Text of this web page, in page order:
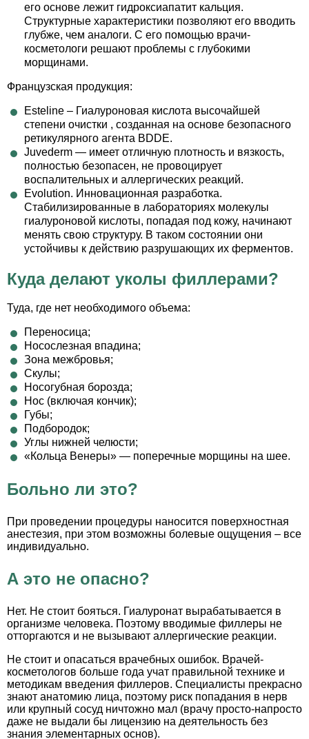
его основе лежит гидроксиапатит кальция.
Структурные характеристики позволяют его вводить
глубже, чем аналоги. С его помощью врачи-
косметологи решают проблемы с глубокими
морщинами.
Французская продукция:
Esteline – Гиалуроновая кислота высочайшей
степени очистки , созданная на основе безопасного
ретикулярного агента BDDE.
Juvederm — имеет отличную плотность и вязкость,
полностью безопасен, не провоцирует
воспалительных и аллергических реакций.
Evolution. Инновационная разработка.
Стабилизированные в лабораториях молекулы
гиалуроновой кислоты, попадая под кожу, начинают
менять свою структуру. В таком состоянии они
устойчивы к действию разрушающих их ферментов.
Куда делают уколы филлерами?
Туда, где нет необходимого объема:
Переносица;
Носослезная впадина;
Зона межбровья;
Скулы;
Носогубная борозда;
Нос (включая кончик);
Губы;
Подбородок;
Углы нижней челюсти;
«Кольца Венеры» — поперечные морщины на шее.
Больно ли это?
При проведении процедуры наносится поверхностная
анестезия, при этом возможны болевые ощущения – все
индивидуально.
А это не опасно?
Нет. Не стоит бояться. Гиалуронат вырабатывается в
организме человека. Поэтому вводимые филлеры не
отторгаются и не вызывают аллергические реакции.
Не стоит и опасаться врачебных ошибок. Врачей-
косметологов больше года учат правильной технике и
методикам введения филлеров. Специалисты прекрасно
знают анатомию лица, поэтому риск попадания в нерв
или крупный сосуд ничтожно мал (врачу просто-напросто
даже не выдали бы лицензию на деятельность без
знания элементарных основ).